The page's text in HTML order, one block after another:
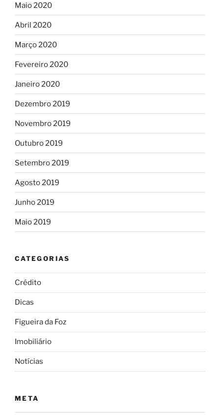
Maio 2020
Abril 2020
Março 2020
Fevereiro 2020
Janeiro 2020
Dezembro 2019
Novembro 2019
Outubro 2019
Setembro 2019
Agosto 2019
Junho 2019
Maio 2019
CATEGORIAS
Crédito
Dicas
Figueira da Foz
Imobiliário
Notícias
META